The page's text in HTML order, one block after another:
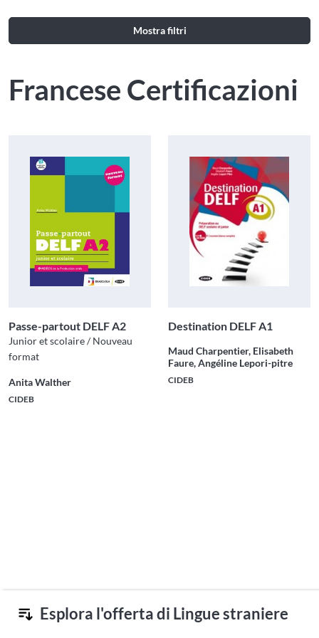
Esplora l'offerta di Lingue straniere
Mostra filtri
Francese Certificazioni
Passe-partout DELF A2
Junior et scolaire / Nouveau
format
Anita Walther
CIDEB
Destination DELF A1
Maud Charpentier, Elisabeth
Faure, Angéline Lepori-pitre
CIDEB